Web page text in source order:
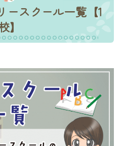
ースクール一覧【1
】